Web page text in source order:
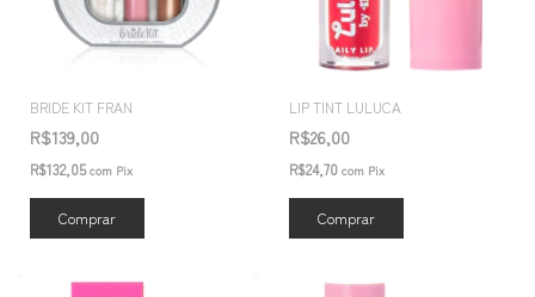
BRIDE KIT FRAN
R$139,00
R$132,05com Pix
LIP TINT LULUCA
R$26,00
R$24,70 com Pix
Comprar